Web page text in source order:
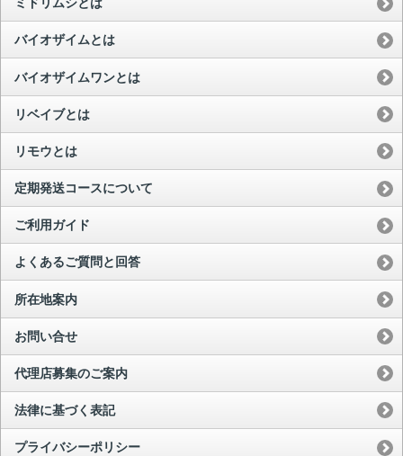
ミドリムシとは
バイオザイムとは
バイオザイムワンとは
リベイブとは
リモウとは
定期発送コースについて
ご利用ガイド
よくあるご質問と回答
所在地案内
お問い合せ
代理店募集のご案内
法律に基づく表記
プライバシーポリシー